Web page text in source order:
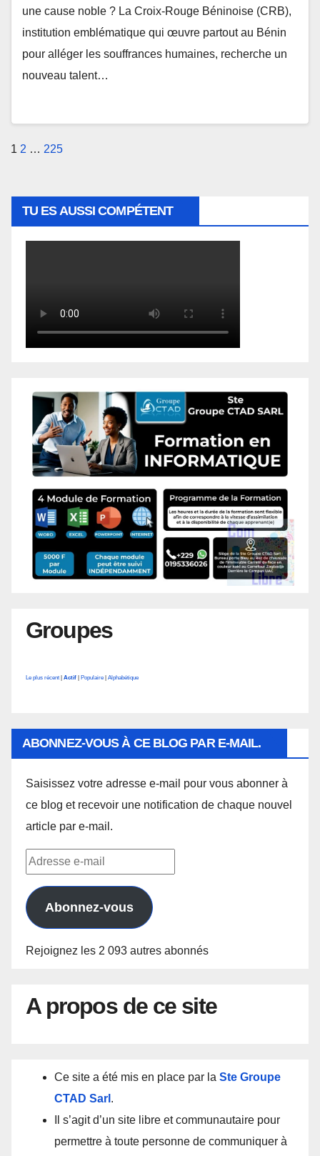
une cause noble ? La Croix-Rouge Béninoise (CRB),
institution emblématique qui œuvre partout au Bénin
pour alléger les souffrances humaines, recherche un
nouveau talent…
Pagination
publications
1 2 … 225
TU ES AUSSI COMPÉTENT
Groupes
Le plus récent Actif Populaire Alphabétique
ABONNEZ-VOUS À CE BLOG PAR E-MAIL.
Saisissez votre adresse e-mail pour vous abonner à
ce blog et recevoir une notification de chaque nouvel
article par e-mail.
Adresse
mail Abonnez-vous
Rejoignez les 2 093 autres abonnés
A propos de ce site
Ce site a été mis en place par la Ste Groupe
CTAD Sarl .
Il s’agit d’un site libre et communautaire pour
permettre à toute personne de communiquer à